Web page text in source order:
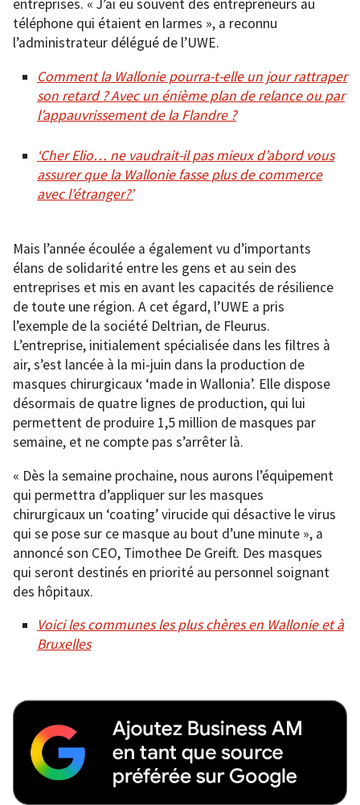
entreprises. « J’ai eu souvent des entrepreneurs au
téléphone qui étaient en larmes », a reconnu
l’administrateur délégué de l’UWE.
Comment la Wallonie pourra-t-elle un jour rattraper
son retard ? Avec un énième plan de relance ou par
l’appauvrissement de la Flandre ?
‘Cher Elio… ne vaudrait-il pas mieux d’abord vous
assurer que la Wallonie fasse plus de commerce
avec l’étranger?’
Mais l’année écoulée a également vu d’importants
élans de solidarité entre les gens et au sein des
entreprises et mis en avant les capacités de résilience
de toute une région. A cet égard, l’UWE a pris
l’exemple de la société Deltrian, de Fleurus.
L’entreprise, initialement spécialisée dans les filtres à
air, s’est lancée à la mi-juin dans la production de
masques chirurgicaux ‘made in Wallonia’. Elle dispose
désormais de quatre lignes de production, qui lui
permettent de produire 1,5 million de masques par
semaine, et ne compte pas s’arrêter là.
« Dès la semaine prochaine, nous aurons l’équipement
qui permettra d’appliquer sur les masques
chirurgicaux un ‘coating’ virucide qui désactive le virus
qui se pose sur ce masque au bout d’une minute », a
annoncé son CEO, Timothee De Greift. Des masques
qui seront destinés en priorité au personnel soignant
des hôpitaux.
Voici les communes les plus chères en Wallonie et à
Bruxelles